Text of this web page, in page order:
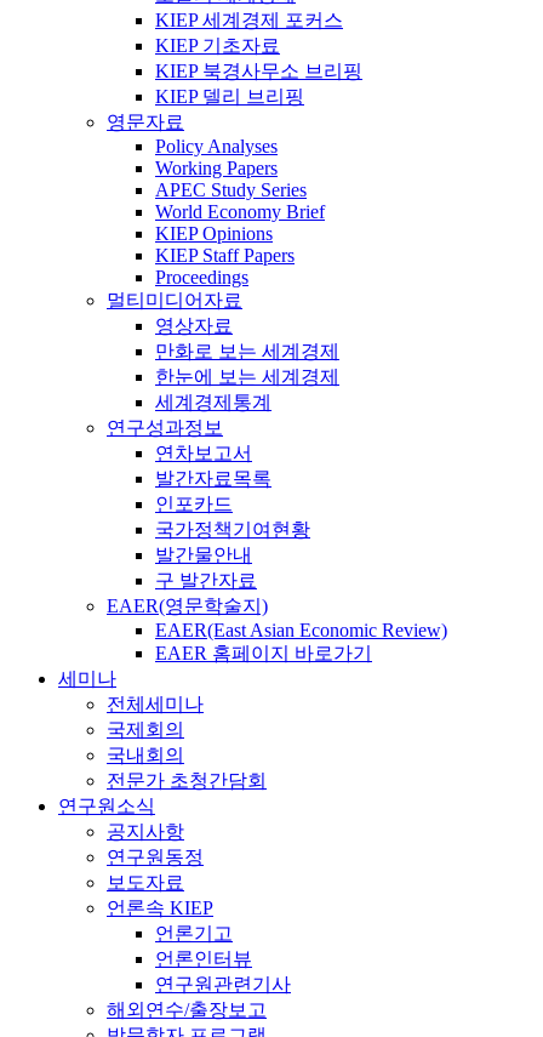
KIEP 세계경제 포커스
KIEP 기초자료
KIEP 북경사무소 브리핑
KIEP 델리 브리핑
영문자료
Policy Analyses
Working Papers
APEC Study Series
World Economy Brief
KIEP Opinions
KIEP Staff Papers
Proceedings
멀티미디어자료
영상자료
만화로 보는 세계경제
한눈에 보는 세계경제
세계경제통계
연구성과정보
연차보고서
발간자료목록
인포카드
국가정책기여현황
발간물안내
구 발간자료
EAER(영문학술지)
EAER(East Asian Economic Review)
EAER 홈페이지 바로가기
세미나
전체세미나
국제회의
국내회의
전문가 초청간담회
연구원소식
공지사항
연구원동정
보도자료
언론속 KIEP
언론기고
언론인터뷰
연구원관련기사
해외연수/출장보고